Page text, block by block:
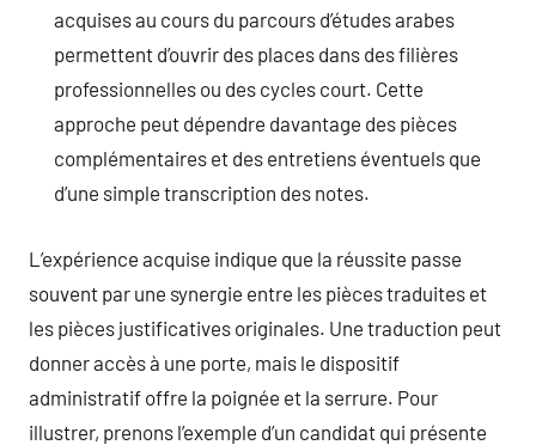
acquises au cours du parcours d’études arabes
permettent d’ouvrir des places dans des filières
professionnelles ou des cycles court. Cette
approche peut dépendre davantage des pièces
complémentaires et des entretiens éventuels que
d’une simple transcription des notes.
L’expérience acquise indique que la réussite passe
souvent par une synergie entre les pièces traduites et
les pièces justificatives originales. Une traduction peut
donner accès à une porte, mais le dispositif
administratif offre la poignée et la serrure. Pour
illustrer, prenons l’exemple d’un candidat qui présente